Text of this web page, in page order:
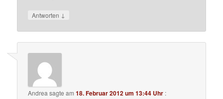
Antworten ↓
Andrea sagte am18. Februar 2012 um 13:44 Uhr :